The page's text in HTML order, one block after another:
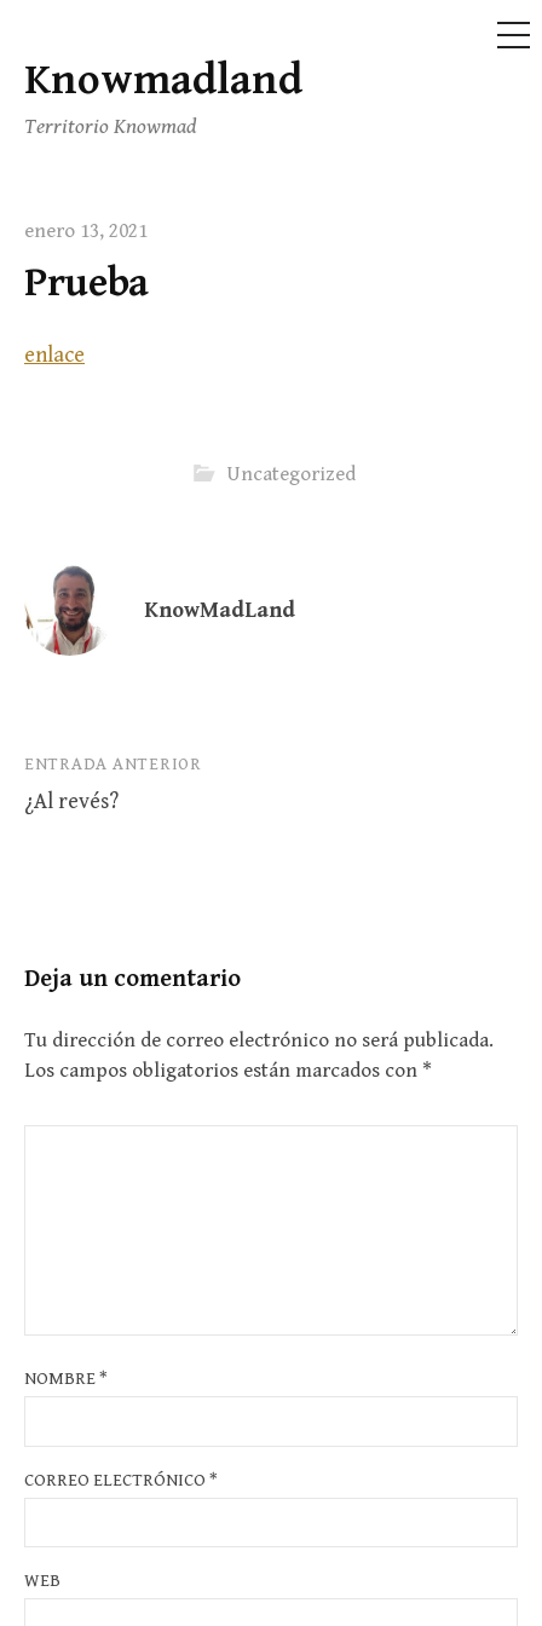
Saltar
contenido
Knowmadland
Territorio Knowmad
enero 13, 2021
Prueba
enlace
Uncategorized
KnowMadLand
Navegación
de
ENTRADA ANTERIOR
¿Al revés?
Deja un comentario
Tu dirección de correo electrónico no será publicada.
Los campos obligatorios están marcados con *
NOMBRE*
CORREO ELECTRÓNICO *
WEB